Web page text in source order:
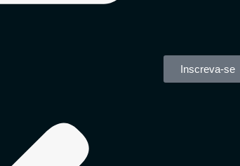
Inscreva-se